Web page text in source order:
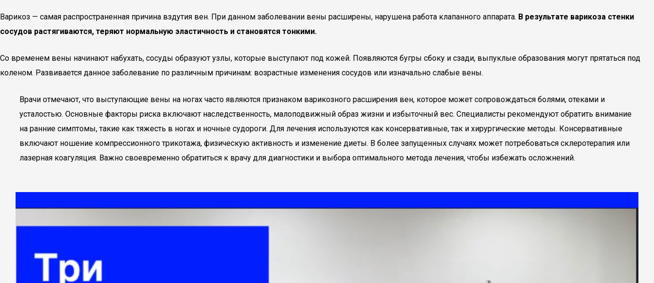
Варикоз — самая распространенная причина вздутия вен. При данном заболевании вены расширены, нарушена работа клапанного аппарата. В результате варикоза стенки
сосудов растягиваются, теряют нормальную эластичность и становятся тонкими.
Со временем вены начинают набухать, сосуды образуют узлы, которые выступают под кожей. Появляются бугры сбоку и сзади, выпуклые образования могут прятаться под
коленом. Развивается данное заболевание по различным причинам: возрастные изменения сосудов или изначально слабые вены.
Врачи отмечают, что выступающие вены на ногах часто являются признаком варикозного расширения вен, которое может сопровождаться болями, отеками и
усталостью. Основные факторы риска включают наследственность, малоподвижный образ жизни и избыточный вес. Специалисты рекомендуют обратить внимание
на ранние симптомы, такие как тяжесть в ногах и ночные судороги. Для лечения используются как консервативные, так и хирургические методы. Консервативные
включают ношение компрессионного трикотажа, физическую активность и изменение диеты. В более запущенных случаях может потребоваться склеротерапия или
лазерная коагуляция. Важно своевременно обратиться к врачу для диагностики и выбора оптимального метода лечения, чтобы избежать осложнений.